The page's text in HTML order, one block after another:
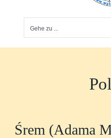
Gehe zu ...
Śrem (Adama